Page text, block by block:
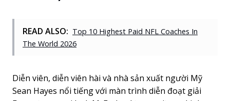
READ ALSO: Top 10 Highest Paid NFL Coaches In
The World 2026
Diễn viên, diễn viên hài và nhà sản xuất người Mỹ
Sean Hayes nổi tiếng với màn trình diễn đoạt giải